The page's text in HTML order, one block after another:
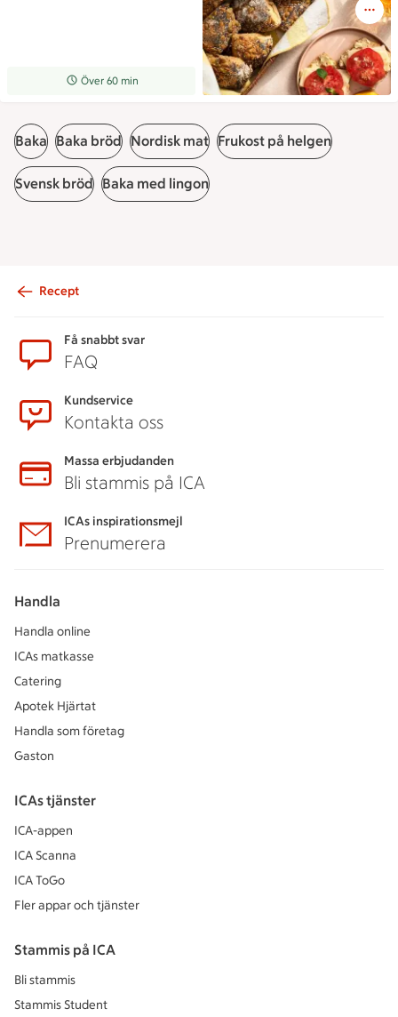
Receptet tar Över 60 min att tillaga
Över 60 min
Baka Baka bröd Nordisk mat Frukost på helgen
Svensk bröd Baka med lingon
Recept
Få snabbt svar
FAQ
Kundservice
Kontakta oss
Massa erbjudanden
Bli stammis på ICA
ICAs inspirationsmejl
Prenumerera
Handla
Handla online
ICAs matkasse
Catering
Apotek Hjärtat
Handla som företag
Gaston
ICAs tjänster
ICA-appen
ICA Scanna
ICA ToGo
Fler appar och tjänster
Stammis på ICA
Bli stammis
Stammis Student